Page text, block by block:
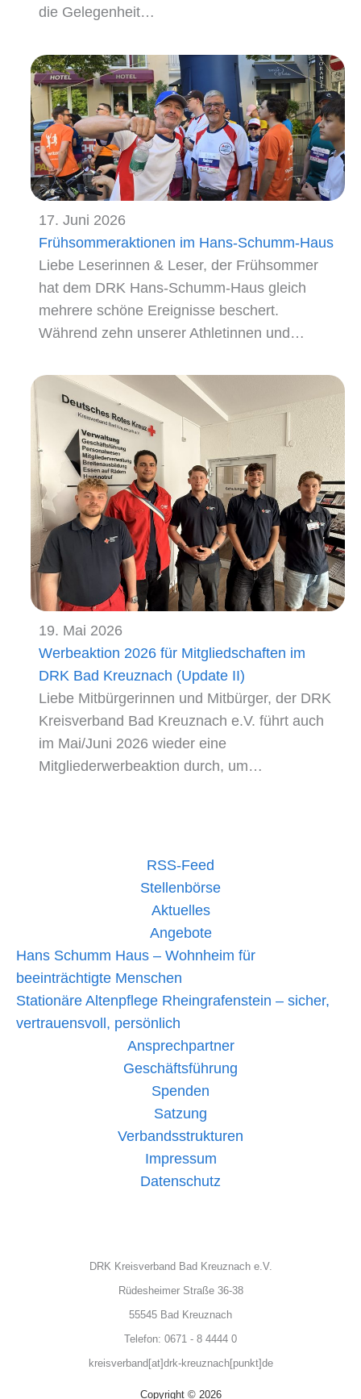
die Gelegenheit…
17. Juni 2026
Frühsommeraktionen im Hans-Schumm-Haus
Liebe Leserinnen & Leser, der Frühsommer
hat dem DRK Hans-Schumm-Haus gleich
mehrere schöne Ereignisse beschert.
Während zehn unserer Athletinnen und…
19. Mai 2026
Werbeaktion 2026 für Mitgliedschaften im
DRK Bad Kreuznach (Update II)
Liebe Mitbürgerinnen und Mitbürger, der DRK
Kreisverband Bad Kreuznach e.V. führt auch
im Mai/Juni 2026 wieder eine
Mitgliederwerbeaktion durch, um…
RSS-Feed
Stellenbörse
Aktuelles
Angebote
Hans Schumm Haus – Wohnheim für
beeinträchtigte Menschen
Stationäre Altenpflege Rheingrafenstein – sicher,
vertrauensvoll, persönlich
Ansprechpartner
Geschäftsführung
Spenden
Satzung
Verbandsstrukturen
Impressum
Datenschutz
DRK Kreisverband Bad Kreuznach e.V.
Rüdesheimer Straße 36-38
55545 Bad Kreuznach
Telefon: 0671 - 8 4444 0
kreisverband[at]drk-kreuznach[punkt]de
Copyright © 2026